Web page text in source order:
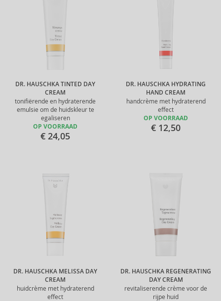
DR. HAUSCHKA TINTED DAY
CREAM
tonifiërende en hydraterende
emulsie om de huidskleur te
egaliseren
OP VOORRAAD
€ 24,05
DR. HAUSCHKA HYDRATING
HAND CREAM
handcrème met hydraterend
effect
OP VOORRAAD
€ 12,50
DR. HAUSCHKA MELISSA DAY
CREAM
huidcrème met hydraterend
effect
DR. HAUSCHKA REGENERATING
DAY CREAM
revitaliserende crème voor de
rijpe huid